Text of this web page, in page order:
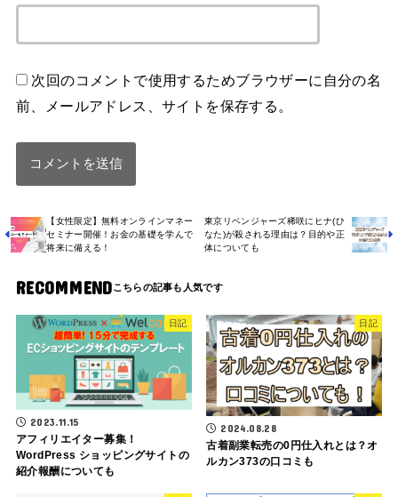
次回のコメントで使用するためブラウザーに自分の名
前、メールアドレス、サイトを保存する。
【女性限定】無料オンラインマネー
セミナー開催！お金の基礎を学んで
将来に備える！
東京リベンジャーズ稀咲にヒナ(ひ
なた)が殺される理由は？目的や正
体についても
RECOMMEND
日記
2023.11.15
アフィリエイター募集！
WordPress ショッピングサイトの
紹介報酬についても
日記
2024.08.28
古着副業転売の0円仕入れとは？オ
ルカン373の口コミも